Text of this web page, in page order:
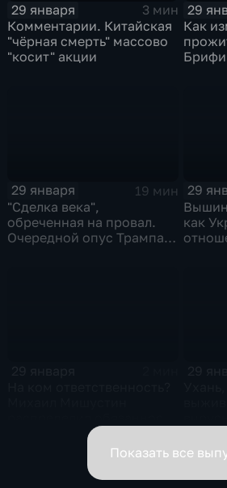
29 января
3 мин
Комментарии. Китайская
"чёрная смерть" массово
"косит" акции
29
Как
29 января
19 мин
"Сделка века",
обреченная на провал.
Очередной опус Трампа.
29
как
вице-премьеров
Показать все